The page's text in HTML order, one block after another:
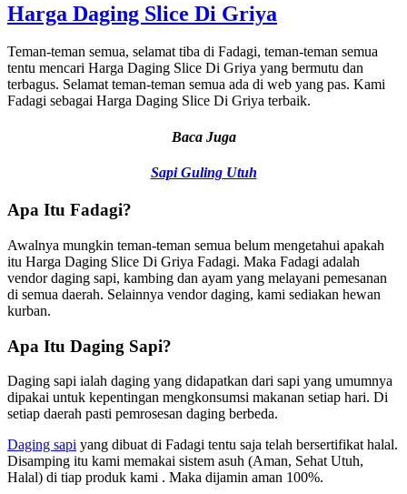
Harga Daging Slice Di Griya
Teman-teman semua, selamat tiba di Fadagi, teman-teman semua
tentu mencari Harga Daging Slice Di Griya yang bermutu dan
terbagus. Selamat teman-teman semua ada di web yang pas. Kami
Fadagi sebagai Harga Daging Slice Di Griya terbaik.
Baca Juga
Sapi Guling Utuh
Apa Itu Fadagi?
Awalnya mungkin teman-teman semua belum mengetahui apakah
itu Harga Daging Slice Di Griya Fadagi. Maka Fadagi adalah
vendor daging sapi, kambing dan ayam yang melayani pemesanan
di semua daerah. Selainnya vendor daging, kami sediakan hewan
kurban.
Apa Itu Daging Sapi?
Daging sapi ialah daging yang didapatkan dari sapi yang umumnya
dipakai untuk kepentingan mengkonsumsi makanan setiap hari. Di
setiap daerah pasti pemrosesan daging berbeda.
Daging sapi yang dibuat di Fadagi tentu saja telah bersertifikat halal.
Disamping itu kami memakai sistem asuh (Aman, Sehat Utuh,
Halal) di tiap produk kami . Maka dijamin aman 100%.